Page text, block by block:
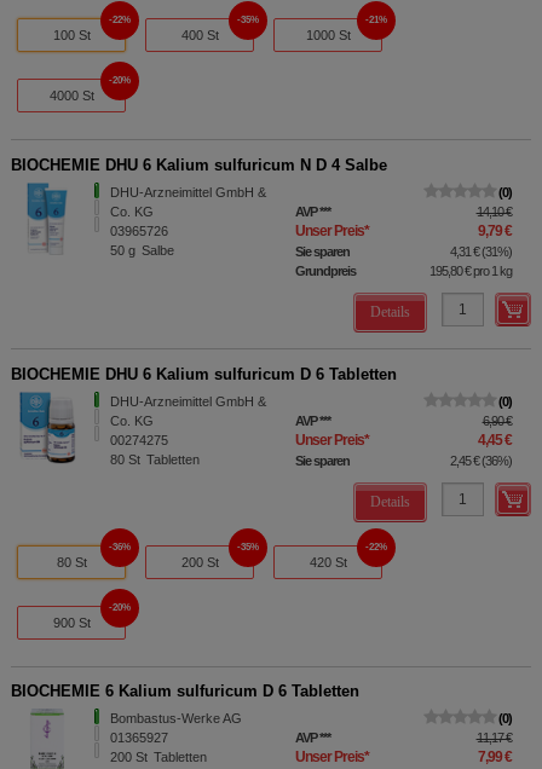
100 St
22%
400 St
35%
1000 St
21%
4000 St
20%
BIOCHEMIE DHU 6 Kalium sulfuricum N D 4 Salbe
DHU-Arzneimittel GmbH &
Co. KG
03965726
50 g Salbe
0
AVP*** 14,10 €
Unser Preis* 9,79 €
Sie sparen 4,31 €(31%)
Grundpreis
195,80 €pro 1 kg
Details
BIOCHEMIE DHU 6 Kalium sulfuricum D 6 Tabletten
DHU-Arzneimittel GmbH &
Co. KG
00274275
80 St Tabletten
0
AVP*** 6,90 €
Unser Preis* 4,45 €
Sie sparen 2,45 €(36%)
Details
80 St
36%
200 St
35%
420 St
22%
900 St
20%
BIOCHEMIE 6 Kalium sulfuricum D 6 Tabletten
Bombastus-Werke AG
01365927
200 St Tabletten
0
AVP*** 11,17 €
Unser Preis* 7,99 €